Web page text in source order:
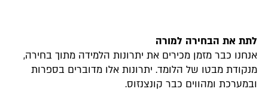
לתת את הבחירה למורה
אנחנו כבר מזמן מכירים את יתרונות הלמידה מתוך בחירה,
מנקודת מבטו של הלומד. יתרונות אלו מדוברים בספרות
ובמערכת ומהווים כבר קונצנזוס.